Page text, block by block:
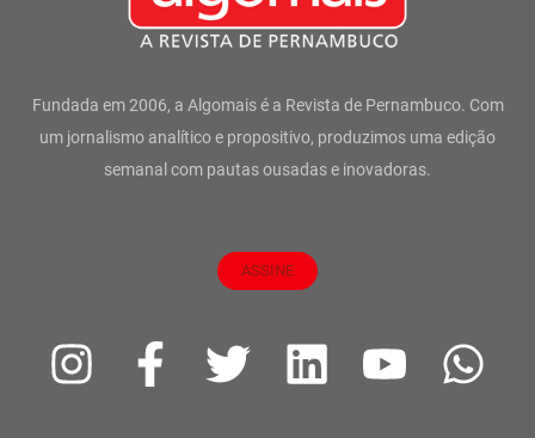
Fundada em 2006, a Algomais é a Revista de Pernambuco. Com
um jornalismo analítico e propositivo, produzimos uma edição
semanal com pautas ousadas e inovadoras.
ASSINE
I
F
a
T
L
Y
W